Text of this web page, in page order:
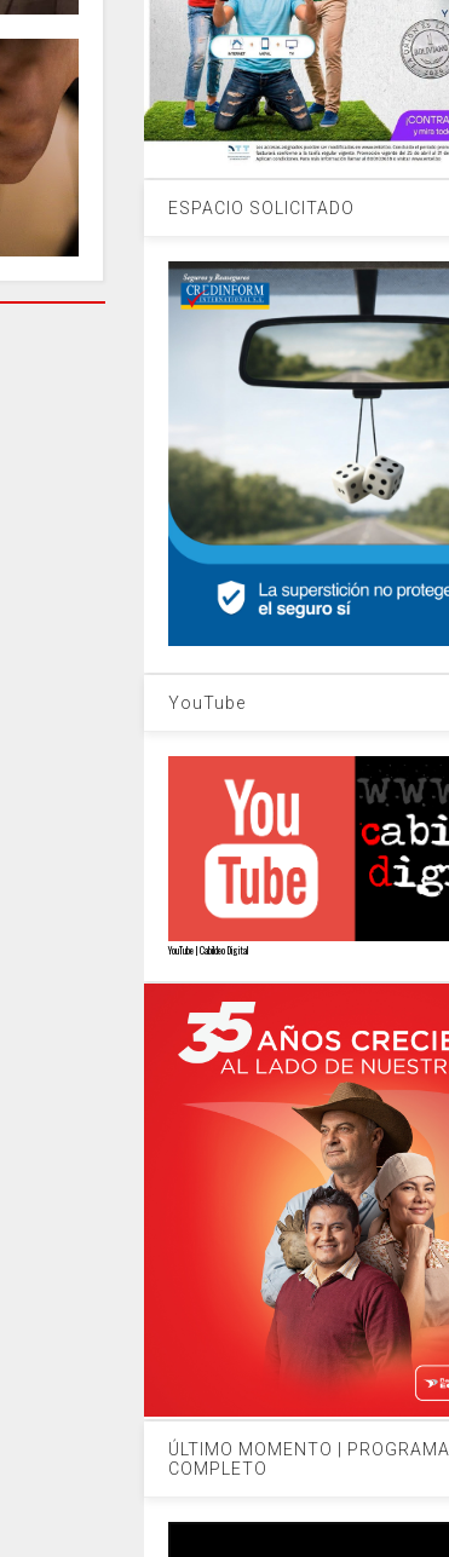
ESPACIO SOLICITADO
YouTube
YouTube | Cabildeo Digital
ÚLTIMO MOMENTO | PROGRAMA
COMPLETO